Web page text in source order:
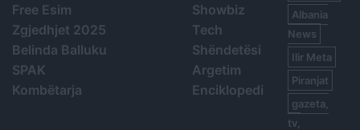
Free Esim
Zgjedhjet 2025
Belinda Balluku
SPAK
Kombëtarja
Showbiz
Tech
Shëndetësi
Argetim
Enciklopedi
Albania
News
Ilir Meta
Piranjat
gazeta,
tv,